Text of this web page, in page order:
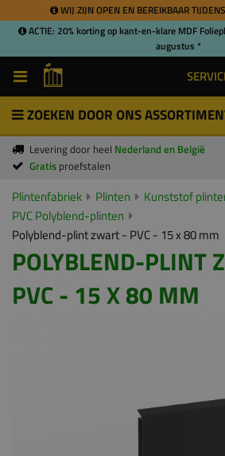
WIJ ZIJN OPEN EN BEREIKBAAR
ACTIE: 20% korting op kant-en-klare MDF
augustus *
ZOEKEN DOOR ONS
Levering door heel Nederland en België
Gratis proefstalen
Plintenfabriek Plinten
Kunststof
PVC Polyblend-plinten
Polyblend-plint zwart - PVC - 15 x 80 mm
POLYBLEND-PLINT
PVC - 15 X 80 MM